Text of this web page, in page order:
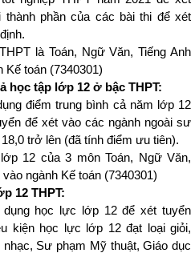
phần của các bài thi để xét
là Toán, Ngữ Văn, Tiếng Anh
Kế toán (7340301)
học tập lớp 12 ở bậc THPT:
điểm trung bình cả năm lớp 12
để xét vào các ngành ngoài sư
trở lên (đã tính điểm ưu tiên).
12 của 3 môn Toán, Ngữ Văn,
ngành Kế toán (7340301)
12 THPT:
học lực lớp 12 để xét tuyển
kiện học lực lớp 12 đạt loại giỏi,
Sư phạm Mỹ thuật, Giáo dục